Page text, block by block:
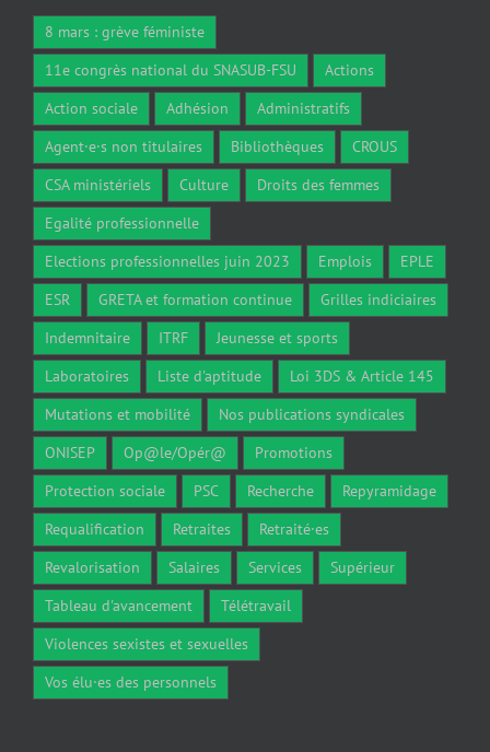
8 mars : grève féministe
11e congrès national du SNASUB-FSU
Actions
Action sociale
Adhésion
Administratifs
Agent·e·s non titulaires
Bibliothèques
CROUS
CSA ministériels
Culture
Droits des femmes
Egalité professionnelle
Elections professionnelles juin 2023
Emplois
EPLE
ESR
GRETA et formation continue
Grilles indiciaires
Indemnitaire
ITRF
Jeunesse et sports
Laboratoires
Liste d'aptitude
Loi 3DS & Article 145
Mutations et mobilité
Nos publications syndicales
ONISEP
Op@le/Opér@
Promotions
Protection sociale
PSC Recherche
Repyramidage
Requalification
Retraites
Retraité·es
Revalorisation
Salaires Services
Supérieur
Tableau d'avancement
Télétravail
Violences sexistes et sexuelles
Vos élu·es des personnels